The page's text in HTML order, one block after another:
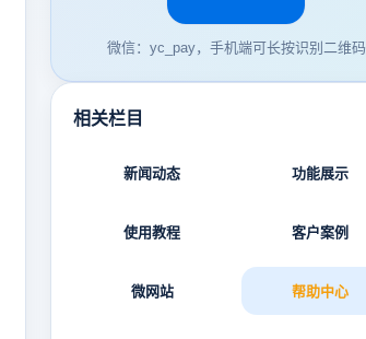
微信：yc_pay，手机端可长按识别二维码
相关栏目
新闻动态 功能展示
使用教程 客户案例
微网站 帮助中心